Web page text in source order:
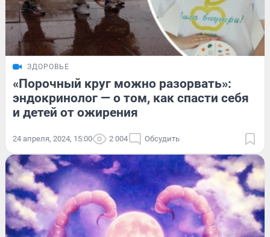
ЗДОРОВЬЕ
«Порочный круг можно разорвать»:
эндокринолог — о том, как спасти себя
и детей от ожирения
24 апреля, 2024, 15:00 2 004 Обсудить